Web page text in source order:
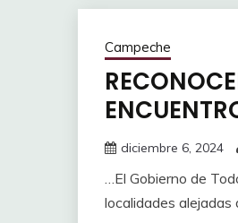
Campeche
diciembre 6, 2024
…El Gobierno de
localidades